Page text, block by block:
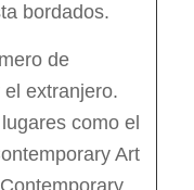
bordados.
de
extranjero.
como el
Art